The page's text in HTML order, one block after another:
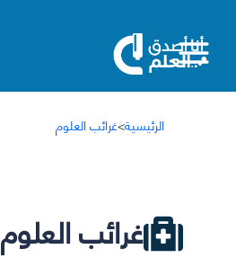
الرئيسية>غرائب العلوم
غرائب العلوم